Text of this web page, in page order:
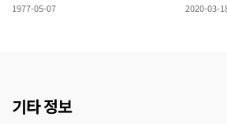
1977-05-07
2020-03-
기타 정보